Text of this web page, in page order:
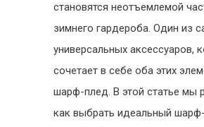
становятся неотъемлемой
зимнего гардероба. Один из
универсальных аксессуаров,
сочетает в себе оба этих
шарф-плед. В этой статье мы
как выбрать идеальный